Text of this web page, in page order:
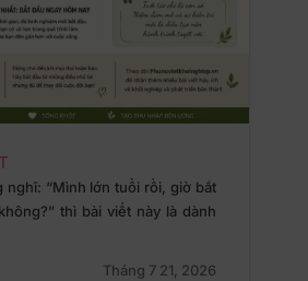
nghĩ: “Mình lớn tuổi rồi, giờ bắt
thì bài viết này là dành
Tháng 7 21, 2026